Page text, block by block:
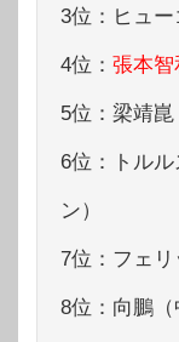
3位：ヒュー
4位： 張本智
5位：梁靖崑
6位：トル
ン）
7位：フェリ
8位：向鵬（